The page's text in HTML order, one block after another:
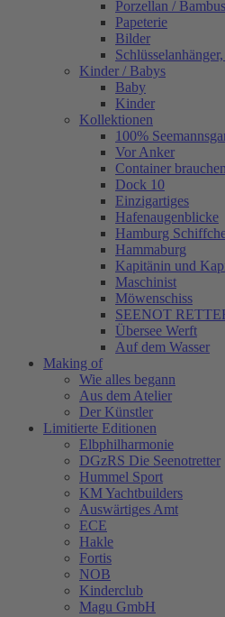
Porzellan / Bambus
Papeterie
Bilder
Kinder / Babys
Baby
Kinder
Kollektionen
100%
Vor Anker
Container
Dock 10
Einzigartiges
Hafenaugen­blicke
Hamburg
Hammaburg
Kapitänin und
Maschinist
Möwenschiss
SEENOT
Übersee Werft
Auf dem Wasser
Making of
Wie alles begann
Aus dem Atelier
Der Künstler
Limitierte Editionen
Elbphilharmonie
DGzRS Die Seenotretter
Hummel Sport
KM Yachtbuilders
Auswärtiges Amt
ECE
Hakle
Fortis
NOB
Kinderclub
Magu GmbH